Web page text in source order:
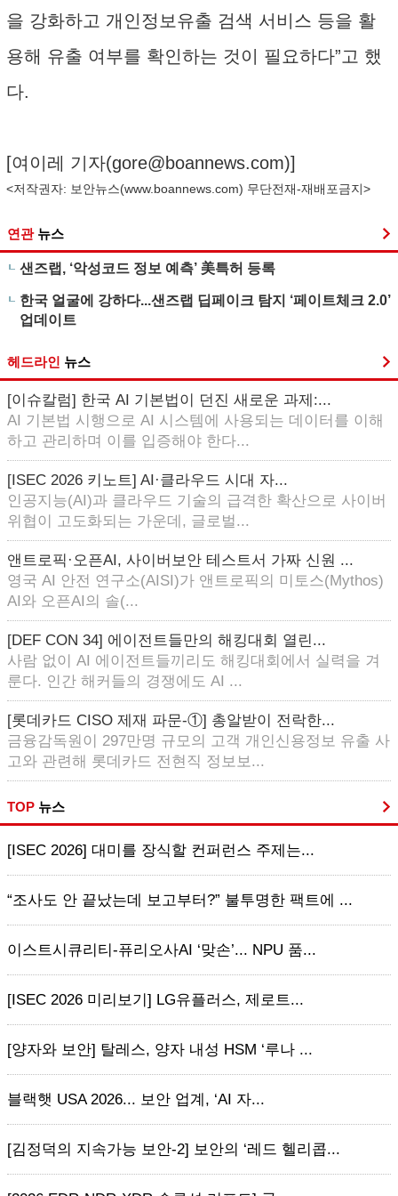
을 강화하고 개인정보유출 검색 서비스 등을 활
용해 유출 여부를 확인하는 것이 필요하다”고 했
다.
[여이레 기자(gore@boannews.com)]
<저작권자: 보안뉴스(www.boannews.com) 무단전재-재배포금지>
연관 뉴스
샌즈랩, ‘악성코드 정보 예측’ 美특허 등록
한국 얼굴에 강하다...샌즈랩 딥페이크 탐지 ‘페이트체크 2.0’
업데이트
헤드라인 뉴스
[이슈칼럼] 한국 AI 기본법이 던진 새로운 과제:...
AI 기본법 시행으로 AI 시스템에 사용되는 데이터를 이해
하고 관리하며 이를 입증해야 한다...
[ISEC 2026 키노트] AI·클라우드 시대 자...
인공지능(AI)과 클라우드 기술의 급격한 확산으로 사이버
위협이 고도화되는 가운데, 글로벌...
앤트로픽·오픈AI, 사이버보안 테스트서 가짜 신원 ...
영국 AI 안전 연구소(AISI)가 앤트로픽의 미토스(Mythos)
AI와 오픈AI의 솔(...
[DEF CON 34] 에이전트들만의 해킹대회 열린...
사람 없이 AI 에이전트들끼리도 해킹대회에서 실력을 겨
룬다. 인간 해커들의 경쟁에도 AI ...
[롯데카드 CISO 제재 파문-①] 총알받이 전락한...
금융감독원이 297만명 규모의 고객 개인신용정보 유출 사
고와 관련해 롯데카드 전현직 정보보...
TOP 뉴스
[ISEC 2026] 대미를 장식할 컨퍼런스 주제는...
“조사도 안 끝났는데 보고부터?” 불투명한 팩트에 ...
이스트시큐리티-퓨리오사AI ‘맞손’... NPU 품...
[ISEC 2026 미리보기] LG유플러스, 제로트...
[양자와 보안] 탈레스, 양자 내성 HSM ‘루나 ...
블랙햇 USA 2026... 보안 업계, ‘AI 자...
[김정덕의 지속가능 보안-2] 보안의 ‘레드 헬리콥...